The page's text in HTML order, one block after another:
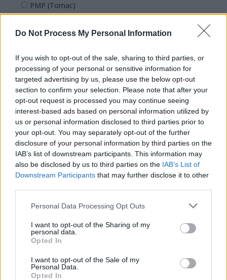
Do Not Process My Personal Information
If you wish to opt-out of the sale, sharing to third parties, or
processing of your personal or sensitive information for
targeted advertising by us, please use the below opt-out
section to confirm your selection. Please note that after your
opt-out request is processed you may continue seeing
interest-based ads based on personal information utilized by
us or personal information disclosed to third parties prior to
your opt-out. You may separately opt-out of the further
disclosure of your personal information by third parties on the
IAB’s list of downstream participants. This information may
also be disclosed by us to third parties on the IAB’s List of
Downstream Participants that may further disclose it to other
Personal Data Processing Opt Outs
I want to opt-out of the Sharing of my
personal data.
Opted In
I want to opt-out of the Sale of my
Personal Data.
Opted In
PMP (Tomac)
PNȚMM
SENS
SOS (Șoșoacă)
POT (Gavrilă)
PACE (Peia)
Acțiunea Conservatoare (Târziu)
PDF (Lazarus)
PUSL (D. Voiculescu)
PNȚCD (Pavelescu)
PNCR (Terheș)
Partidul Patrioților (Surugiu)
România pe Primul Loc (Ponta)